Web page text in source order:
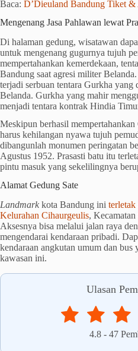
Baca: D’Dieuland Bandung Tiket
Mengenang Jasa Pahlawan lewat
Di halaman gedung, wisatawan
untuk mengenang gugurnya tujuh
mempertahankan kemerdekaan,
Bandung saat agresi militer
terjadi serbuan tentara Gurkha yang
Belanda. Gurkha yang mahir
menjadi tentara kontrak Hindia
Meskipun berhasil
harus kehilangan nyawa tujuh
dibangunlah monumen peringatan
Agustus 1952. Prasasti batu itu
pintu masuk yang sekelilingnya
Alamat Gedung Sate
Landmark kota Bandung ini
Kelurahan Cihaurgeulis,
Aksesnya bisa melalui jalan raya
mengendarai kendaraan pribadi.
kendaraan angkutan umum dan bus
kawasan ini.
Ulasan
4.8 -47